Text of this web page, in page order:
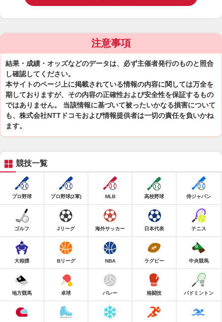
注意事項
結果・成績・オッズなどのデータは、必ず主催者発行のものと照合
し確認してください。
本サイトのページ上に掲載されている情報の内容に関しては万全を
期しておりますが、その内容の正確性および安全性を保証するもの
ではありません。 当該情報に基づいて被ったいかなる損害について
も、株式会社NTTドコモおよび情報提供者は一切の責任を負いかね
ます。
競技一覧
プロ野球 プロ野球(2軍) MLB 高校野球 侍ジャパン
ゴルフ Jリーグ 海外サッカー 日本代表 テニス
大相撲 Bリーグ NBA ラグビー 中央競馬
地方競馬 卓球 バレー 格闘技 バドミントン